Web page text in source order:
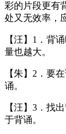
彩的片段更有
处又无效率，
【汪】1．背
量也越大。
【朱】2．要
诵。
【汪】3．找
于背诵。